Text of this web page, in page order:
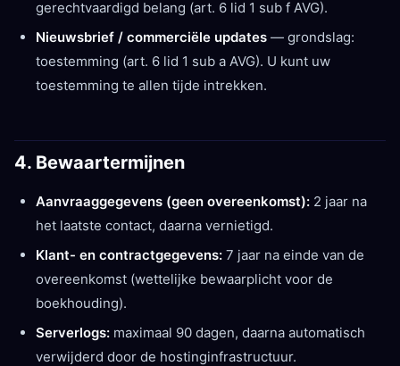
gerechtvaardigd belang (art. 6 lid 1 sub f AVG).
Nieuwsbrief / commerciële updates — grondslag:
toestemming (art. 6 lid 1 sub a AVG). U kunt uw
toestemming te allen tijde intrekken.
4. Bewaartermijnen
Aanvraaggegevens (geen overeenkomst): 2 jaar na
het laatste contact, daarna vernietigd.
Klant- en contractgegevens: 7 jaar na einde van de
overeenkomst (wettelijke bewaarplicht voor de
boekhouding).
Serverlogs: maximaal 90 dagen, daarna automatisch
verwijderd door de hostinginfrastructuur.